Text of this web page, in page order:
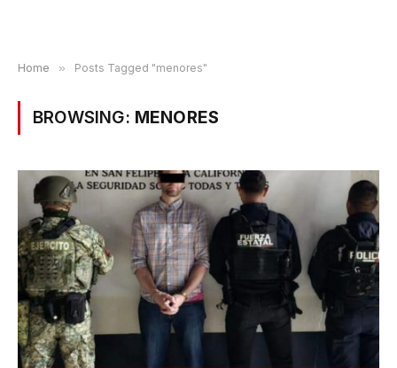
Home » Posts Tagged "menores"
BROWSING: MENORES